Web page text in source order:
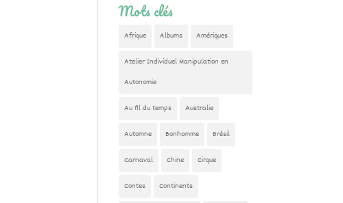
Mots clés
Afrique Albums Amériques
Atelier Individuel Manipulation en
Autonomie
Au fil du temps Australie
Automne Bonhomme Brésil
Carnaval Chine Cirque
Contes Continents